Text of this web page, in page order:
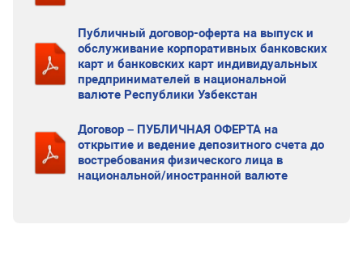
Публичный договор-оферта на выпуск и
обслуживание корпоративных банковских
карт и банковских карт индивидуальных
предпринимателей в национальной
валюте Республики Узбекстан
Договор – ПУБЛИЧНАЯ ОФЕРТА на
открытие и ведение депозитного счета до
востребования физического лица в
национальной/иностранной валюте